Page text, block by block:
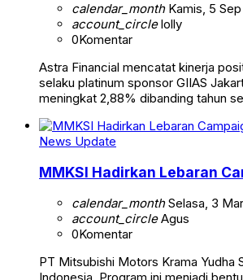
calendar_monthKamis, 5
account_circlelolly
0Komentar
Astra Financial mencatat kinerja
selaku platinum sponsor GIIAS
meningkat 2,88% dibanding tahun
News Update
MMKSI Hadirkan Lebaran
calendar_monthSelasa, 3
account_circleAgus
0Komentar
PT Mitsubishi Motors Krama Yudha
Indonesia. Program ini menjadi